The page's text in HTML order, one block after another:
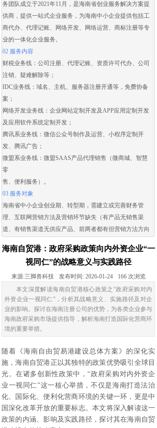
务团队成立于2021年11月，是海南省创业服务解决方案提
供商，提供一站式企业服务，为海南中小企业提供包括工
商代办、 代理记账、 网络开发、 网络运营、 商标注册等专
业的一体化企业服务。
02 服务内容
财税业务线： 公司注册、 代理记账、 资质许可代办、 公司
注销、 疑难解除等；
IDC业务线：域名、主机、服务器注册开通等，免费协备
案；
网络开发业务线： 企业网站定制开发及APP应用定制开发
及应用软件系统定制开发 ；
腾讯系业务线：微信公众号制作及运营、 小程序定制开
发、腾讯广告；
微盟系业务线： 微盟SAAS产品代理销售（微商城、智慧
零
售、便利服务）。
03 服务对象
海南省中小企业创业期、转型期，需建立或完善财务管
理、互联网营销方法及营销环节缺失（有产品无销售渠
道、有销售渠道无供应产品、前两者都有但营销方法方向
海南自贸港：政府采购政策向内外资企业“一
视同仁”的战略意义与实践路径
来源:三脚兽科技 发布时间: 2026-01-24 166 次浏览
本文深度解读海南自贸港核心政策之“政府采购对内
外资企业一视同仁”，分析其战略意义、实施路径及对企
业的影响。探讨在海南注册公司的优势，为各类企业参与
海南政府采购市场提供指导，解析海南打造国际化营商环
境的重要举措。
随着《海南自由贸易港建设总体方案》的深化实
施，海南自贸港正以其独特的政策优势吸引全球目
光。在诸多创新性政策中，“政府采购对内外资企
业一视同仁”这一核心举措，不仅是海南打造法治
化、国际化、便利化营商环境的关键一环，更是中
国深化改革开放的重要标志。本文将深入解读这一
政策的内涵、影响及实践路径，探讨其在海南自贸